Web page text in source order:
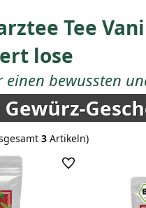
Tee
lose
einen bewussten
3 Artikeln)